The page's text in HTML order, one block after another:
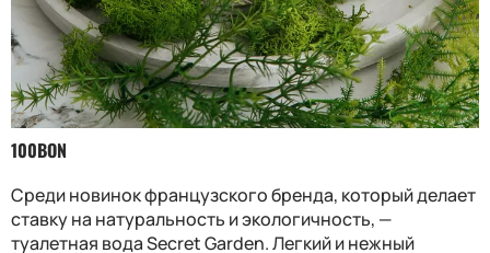
100BON
Среди новинок французского бренда, который делает
ставку на натуральность и экологичность, —
туалетная вода Secret Garden. Легкий и нежный